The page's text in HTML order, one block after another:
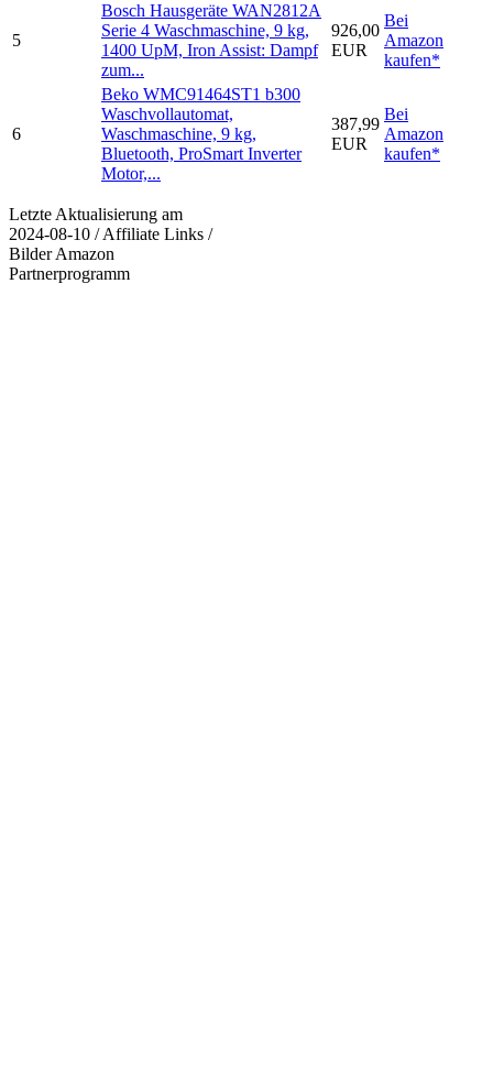
5
Bosch Hausgeräte WAN2812A
Serie 4 Waschmaschine, 9 kg,
1400 UpM, Iron Assist: Dampf
zum...
926,00
EUR
Bei
Amazon
kaufen*
6
Beko WMC91464ST1 b300
Waschvollautomat,
Waschmaschine, 9 kg,
Bluetooth, ProSmart Inverter
Motor,...
387,99
EUR
Bei
Amazon
kaufen*
Letzte Aktualisierung am
2024-08-10 / Affiliate Links /
Bilder Amazon
Partnerprogramm